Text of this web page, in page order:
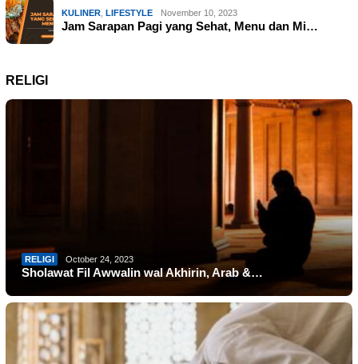
KULINER LIFESTYLE November 10, 2023
Jam Sarapan Pagi yang Sehat, Menu dan Mi…
RELIGI
RELIGI October 24, 2023
Sholawat Fil Awwalin wal Akhirin, Arab &…